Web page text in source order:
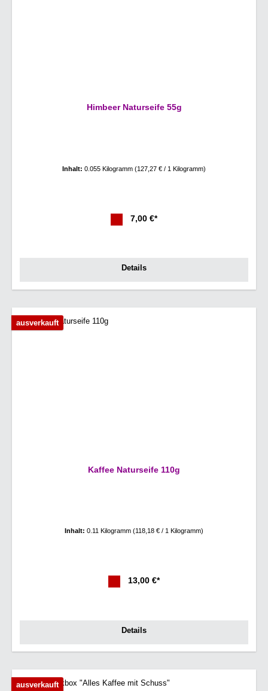
Himbeer Naturseife 55g
Inhalt: 0.055 Kilogramm (127,27 € / 1 Kilogramm)
7,00 €*
Details
ausverkauft
Kaffee Naturseife 110g
Inhalt: 0.11 Kilogramm (118,18 € / 1 Kilogramm)
13,00 €*
Details
ausverkauft